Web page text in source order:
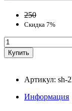
250
Скидка 7%
Артикул: sh-
Информация